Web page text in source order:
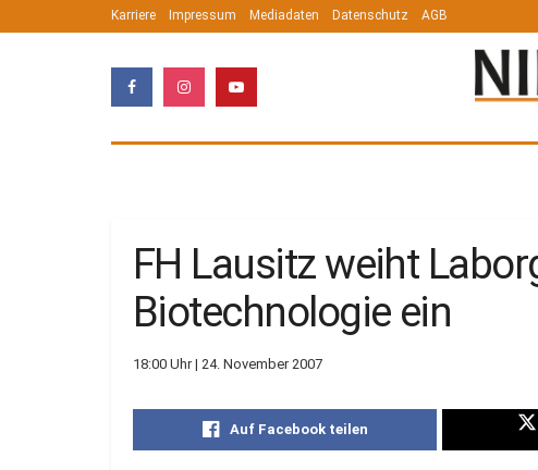
Karriere Impressum Mediadaten Datenschutz AGB
FH Lausitz weiht
Biotechnologie ein
18:00 Uhr | 24. November 2007
Auf Facebook teilen